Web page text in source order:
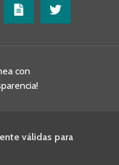
con
válidas para